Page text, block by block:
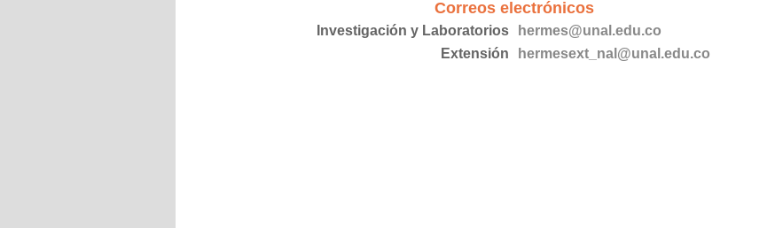
Correos electrónicos
Investigación y Laboratorios
hermes@unal.edu.co
Extensión
hermesext_nal@unal.edu.co